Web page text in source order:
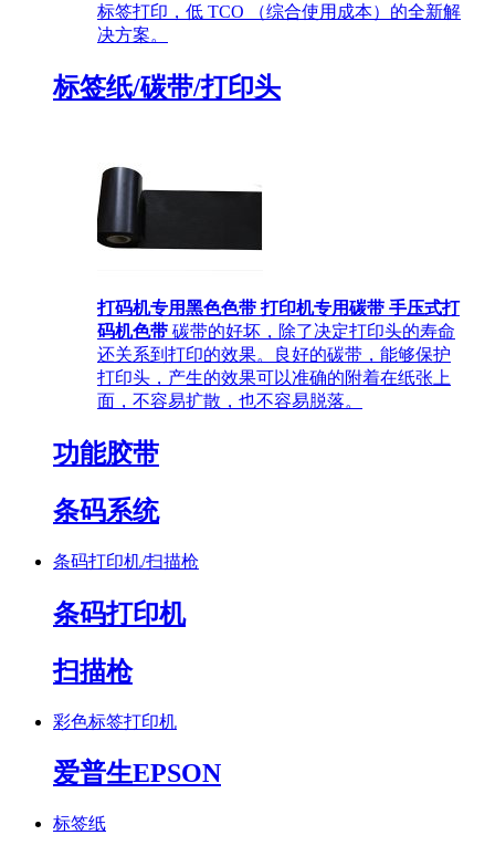
标签打印，低 TCO （综合使用成本）的全新解
决方案。
标签纸/碳带/打印头
打码机专用黑色色带 打印机专用碳带 手压式打
码机色带 碳带的好坏，除了决定打印头的寿命
还关系到打印的效果。良好的碳带，能够保护
打印头，产生的效果可以准确的附着在纸张上
面，不容易扩散，也不容易脱落。
功能胶带
条码系统
条码打印机/扫描枪
条码打印机
扫描枪
彩色标签打印机
爱普生EPSON
标签纸